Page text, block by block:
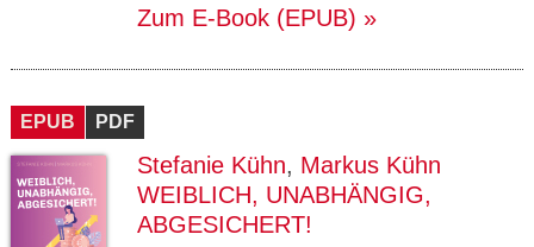
Zum E-Book (EPUB)
EPUB PDF
Stefanie Kühn, Markus Kühn
WEIBLICH, UNABHÄNGIG,
ABGESICHERT!